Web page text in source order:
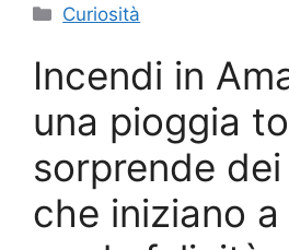
Categorie
Curiosità
Incendi in
una pioggia
sorprende
che iniziano